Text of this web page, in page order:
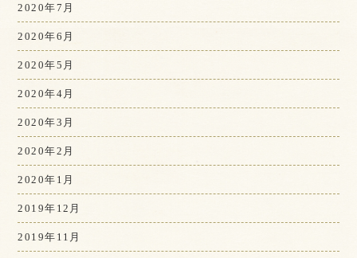
2020年7月
2020年6月
2020年5月
2020年4月
2020年3月
2020年2月
2020年1月
2019年12月
2019年11月